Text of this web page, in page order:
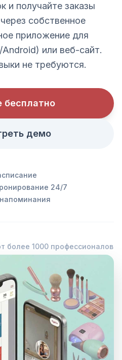
и получайте заказы
собственное
приложение для
или веб-сайт.
не требуются.
бесплатно
демо
24/7
более 1000 профессионалов